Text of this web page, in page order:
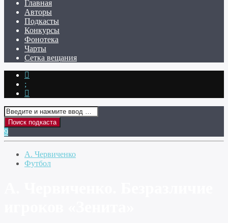
Главная
Авторы
Подкасты
Конкурсы
Фонотека
Чарты
Сетка вещания
А. Червиченко
Футбол